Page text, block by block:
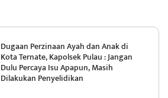
Dugaan Perzinaan Ayah dan Anak di
Kota Ternate, Kapolsek Pulau : Jangan
Dulu Percaya Isu Apapun, Masih
Dilakukan Penyelidikan